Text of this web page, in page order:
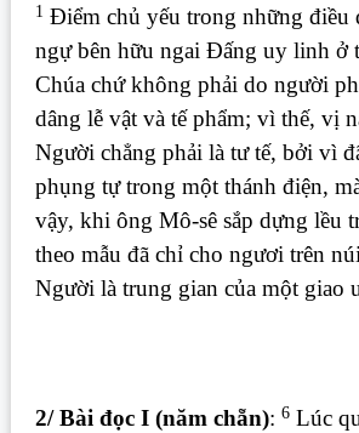
1 Điểm chủ yếu trong những điều
ngự bên hữu ngai Đấng uy linh ở
Chúa chứ không phải do người
dâng lễ vật và tế phẩm; vì thế, vị
Người chẳng phải là tư tế, bởi vì
phụng tự trong một thánh điện,
vậy, khi ông Mô-sê sắp dựng lều
theo mẫu đã chỉ cho ngươi trên
Người là trung gian của một giao
2/ Bài đọc I (năm chẵn): 6Lúc